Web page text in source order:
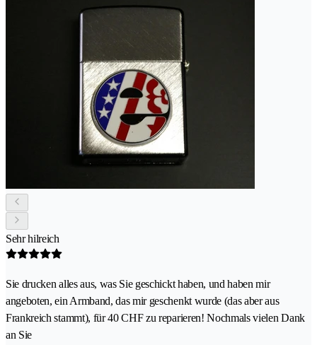
Sehr hilreich
Sie drucken alles aus, was Sie geschickt haben, und haben mir
angeboten, ein Armband, das mir geschenkt wurde (das aber aus
Frankreich stammt), für 40 CHF zu reparieren! Nochmals vielen Dank
an Sie